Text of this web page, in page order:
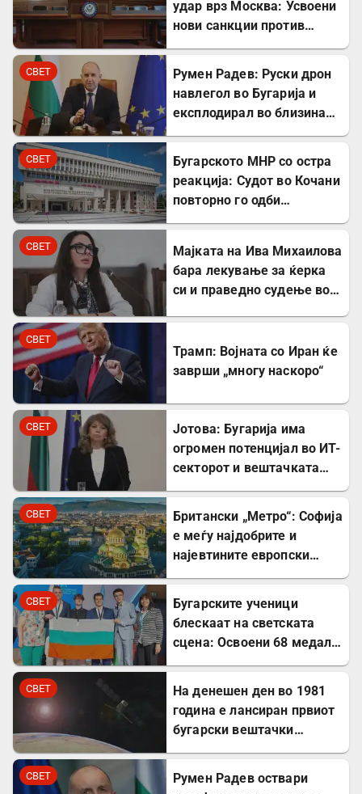
удар врз Москва: Усвоени
нови санкции против
СВЕТ
Румен Радев: Руски дрон
навлегол во Бугарија и
експлодирал во близина
СВЕТ
Бугарското МНР со остра
реакција: Судот во Кочани
повторно го одби
СВЕТ
Мајката на Ива Михаилова
бара лекување за ќерка
си и праведно судење во
СВЕТ
Трамп: Војната со Иран ќе
заврши „многу наскоро“
СВЕТ
Јотова: Бугарија има
огромен потенцијал во ИТ-
секторот и вештачката
СВЕТ
Британски „Метро“: Софија
е меѓу најдобрите и
најевтините европски
СВЕТ
Бугарските ученици
блескаат на светската
сцена: Освоени 68 медали
година
СВЕТ
На денешен ден во 1981
година е лансиран првиот
бугарски вештачки
СВЕТ
Румен Радев оствари